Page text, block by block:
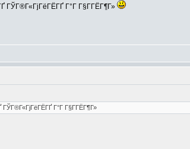
ГЎГ®Г«ГјГёГЁГҐ Г°Г Г§Г­ГЁГ¶Г»
Г°Г Г§Г­ГЁГ¶Г»